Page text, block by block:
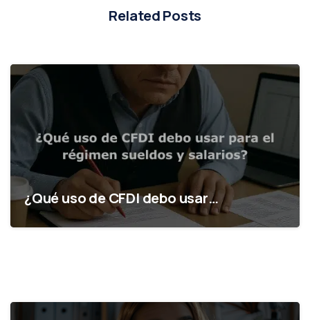
Related Posts
¿Qué uso de CFDI debo usar…